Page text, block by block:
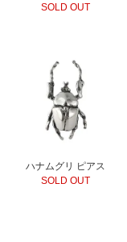
SOLD OUT
ハナムグリ ピアス
SOLD OUT